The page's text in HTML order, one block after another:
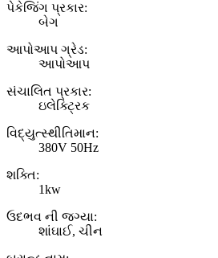
પેકેજિંગ પ્રકાર:
બેગ
આપોઆપ ગ્રેડ:
આપોઆપ
સંચાલિત પ્રકાર:
ઇલેક્ટ્રિક
વિદ્યુત્સ્થીતિમાન:
380V 50Hz
શક્તિ:
1kw
ઉદભવ ની જગ્યા:
શાંઘાઈ, ચીન